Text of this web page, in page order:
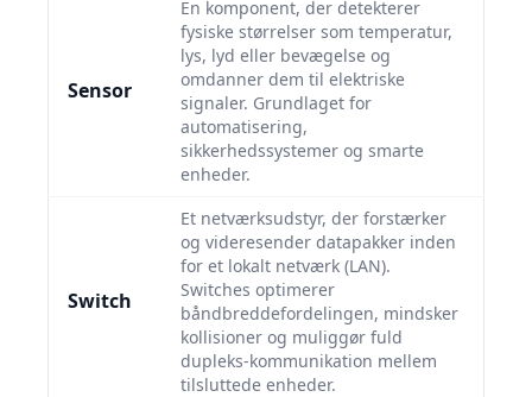
Sensor
En komponent, der detekterer
fysiske størrelser som temperatur,
lys, lyd eller bevægelse og
omdanner dem til elektriske
signaler. Grundlaget for
automatisering,
sikkerhedssystemer og smarte
enheder.
Switch
Et netværksudstyr, der forstærker
og videresender datapakker inden
for et lokalt netværk (LAN).
Switches optimerer
båndbreddefordelingen, mindsker
kollisioner og muliggør fuld
dupleks-kommunikation mellem
tilsluttede enheder.